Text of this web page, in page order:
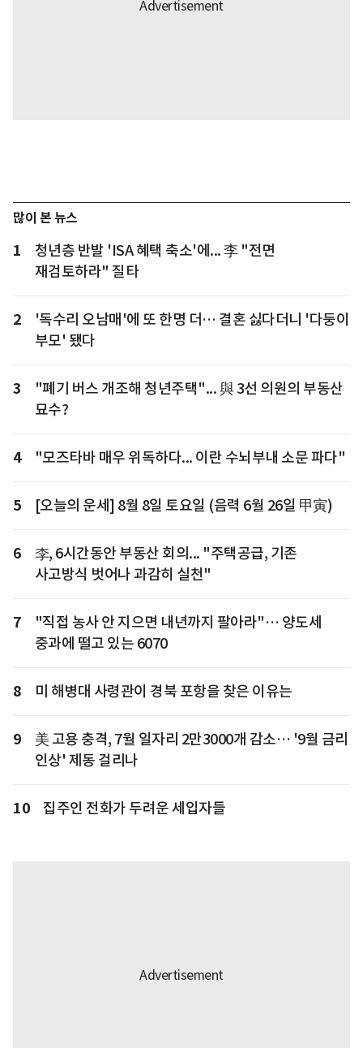
많이 본 뉴스
1
청년층 반발 'ISA 혜택 축소'에... 李 "전면
재검토하라" 질타
2
'독수리 오남매'에 또 한명 더… 결혼 싫다더니 '다둥이
부모' 됐다
3
"폐기 버스 개조해 청년주택"... 與 3선 의원의 부동산
묘수?
4 "모즈타바 매우 위독하다... 이란 수뇌부내 소문 파다"
5 [오늘의 운세] 8월 8일 토요일 (음력 6월 26일 甲寅)
6
李, 6시간동안 부동산 회의... "주택공급, 기존
사고방식 벗어나 과감히 실천"
7
"직접 농사 안 지으면 내년까지 팔아라"… 양도세
중과에 떨고 있는 6070
8 미 해병대 사령관이 경북 포항을 찾은 이유는
9
美 고용 충격, 7월 일자리 2만3000개 감소… '9월 금리
인상' 제동 걸리나
10 집주인 전화가 두려운 세입자들